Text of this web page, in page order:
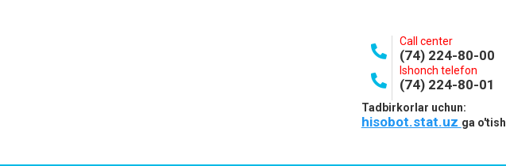
Call center
(74) 224-80-00
Ishonch telefon
(74) 224-80-01
Tadbirkorlar uchun:
hisobot.stat.uz ga o'tish